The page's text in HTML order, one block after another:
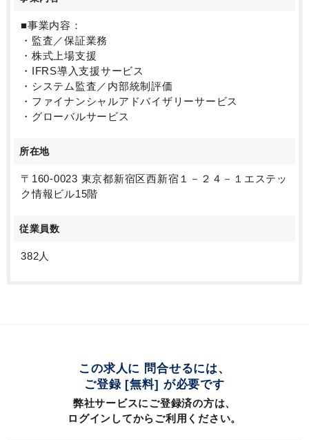
■事業内容：
・監査／保証業務
・株式上場支援
・IFRS導入支援サービス
・システム監査／内部統制評価
・ファイナンシャルアドバイザリーサービス
・グローバルサービス
所在地
〒160-0023 東京都新宿区西新宿１－２４－１エステッ
ク情報ビル15階
従業員数
382人
この求人に 問合せるには、
ご登録 [無料] が必要です
弊社サービスにご登録済の方は、
ログインしてからご利用ください。